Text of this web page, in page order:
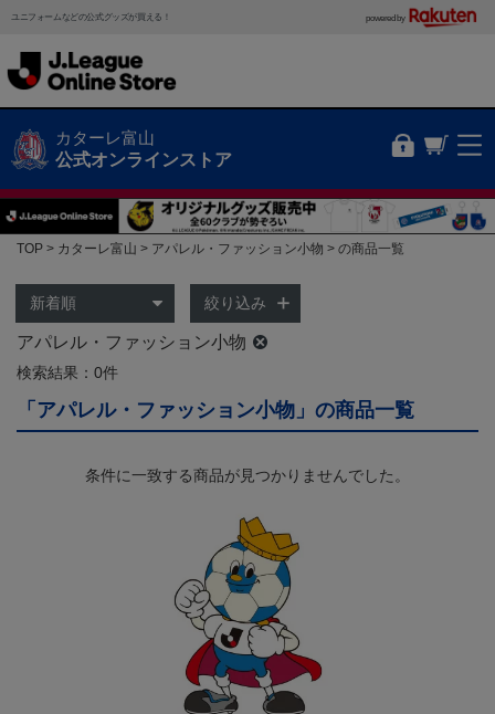
ユニフォームなどの公式グッズが買える！ powered by
カターレ富山
公式オンラインストア
TOP カターレ富山 アパレル・ファッション小物 の商品一覧
絞り込み
アパレル・ファッション小物
検索結果：0件
「アパレル・ファッション小物」の商品一覧
条件に一致する商品が見つかりませんでした。